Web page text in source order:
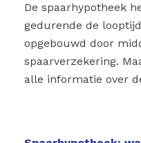
De spaarhypotheek
gedurende de
opgebouwd door
spaarverzekering.
alle informatie over